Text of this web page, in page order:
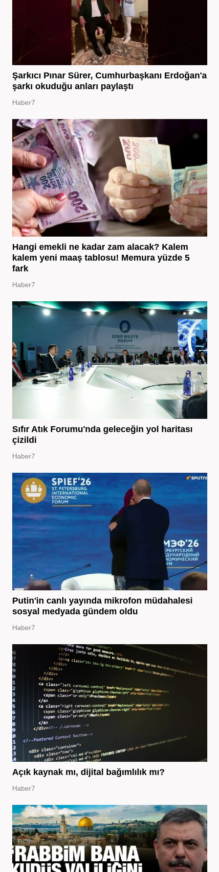
Şarkıcı Pınar Sürer, Cumhurbaşkanı Erdoğan'a
şarkı okuduğu anları paylaştı
Haber7
Hangi emekli ne kadar zam alacak? Kalem
kalem yeni maaş tablosu! Memura yüzde 5
fark
Haber7
Sıfır Atık Forumu'nda geleceğin yol haritası
çizildi
Haber7
Putin'in canlı yayında mikrofon müdahalesi
sosyal medyada gündem oldu
Haber7
Açık kaynak mı, dijital bağımlılık mı?
Haber7